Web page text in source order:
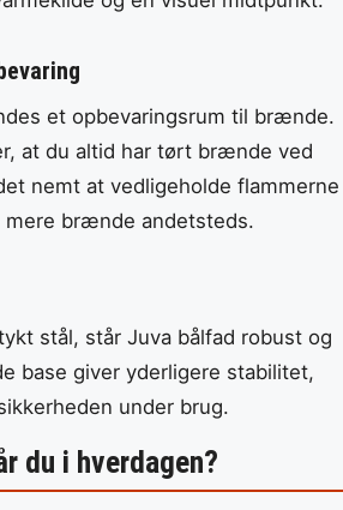
et opbevaringsrum til brænde.
at du altid har tørt brænde ved
nemt at vedligeholde flammerne
mere brænde andetsteds.
stål, står Juva bålfad robust og
base giver yderligere stabilitet,
under brug.
du i hverdagen?